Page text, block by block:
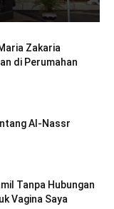
Zakaria
di Perumahan
Al-Nassr
Tanpa Hubungan
Vagina Saya